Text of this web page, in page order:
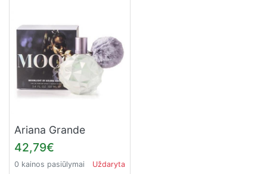
Ariana Grande
Moonlight for Women
(Kvepalai Moterims)
EDP 100ml
42,79€
0 kainos pasiūlymai Uždaryta